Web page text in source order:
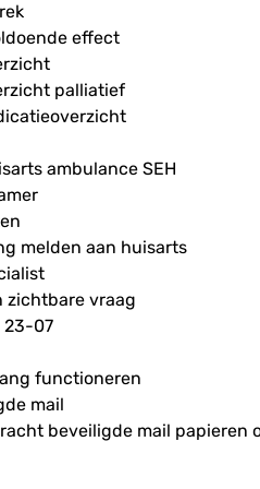
effect
palliatief
ambulance SEH
melden aan huisarts
zichtbare vraag
23-07
functioneren
mail
beveiligde mail papieren